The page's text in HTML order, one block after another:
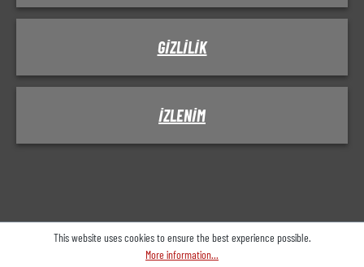
GIZLILIK
IZLENIM
This website uses cookies to ensure the best experience possible.
More information...